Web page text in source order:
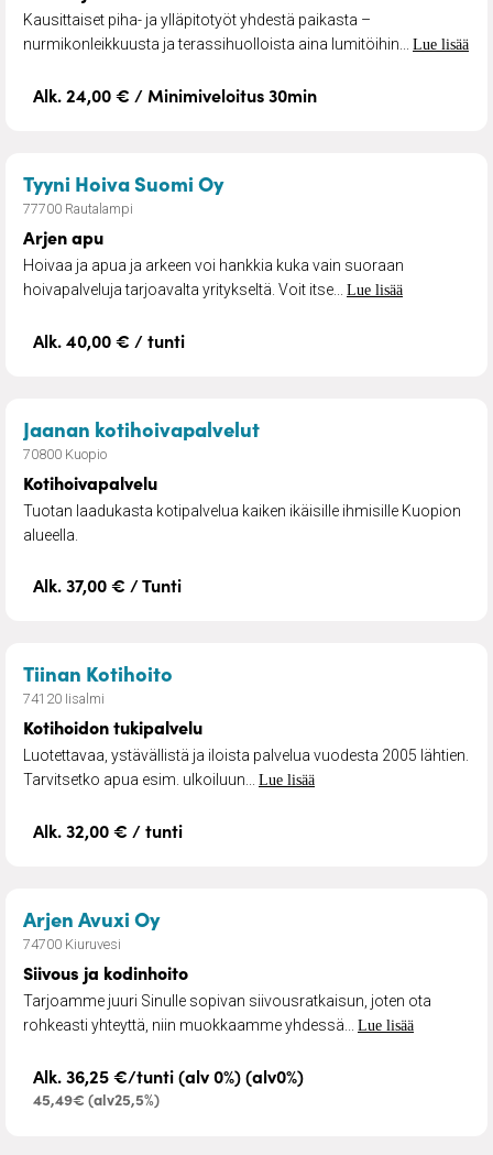
Kausittaiset piha- ja ylläpitotyöt yhdestä paikasta –
nurmikonleikkuusta ja terassihuolloista aina lumitöihin... Lue lisää
Alk. 24,00 € / Minimiveloitus 30min
Tyyni Hoiva Suomi Oy– Arjen apu
77700 Rautalampi
Arjen apu
Hoivaa ja apua ja arkeen voi hankkia kuka vain suoraan
hoivapalveluja tarjoavalta yritykseltä. Voit itse... Lue lisää
Alk. 40,00 € / tunti
Jaanan kotihoivapalvelut– Kotihoivapalvelu
70800 Kuopio
Kotihoivapalvelu
Tuotan laadukasta kotipalvelua kaiken ikäisille ihmisille Kuopion
alueella.
Alk. 37,00 € / Tunti
Tiinan Kotihoito
74120 Iisalmi
Kotihoidon tukipalvelu
Luotettavaa, ystävällistä ja iloista palvelua vuodesta 2005 lähtien.
Tarvitsetko apua esim. ulkoiluun... Lue lisää
Alk. 32,00 € / tunti
Arjen Avuxi Oy– Siivous ja kodinhoito
74700 Kiuruvesi
Siivous ja kodinhoito
Tarjoamme juuri Sinulle sopivan siivousratkaisun, joten ota
rohkeasti yhteyttä, niin muokkaamme yhdessä... Lue lisää
Alk. 36,25 €/tunti (alv 0%) (alv0%)
45,49€ (alv25,5%)